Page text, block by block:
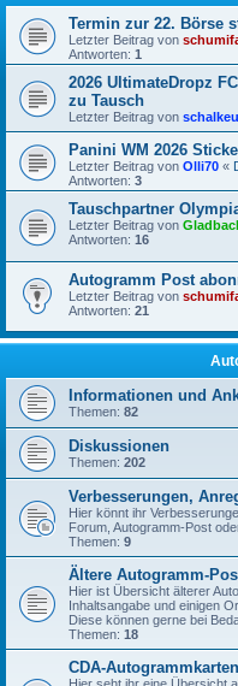
Termin zur 22. Börse
Letzter Beitrag von
Antworten: 1
2026 UltimateDropz
zu Tausch
Letzter Beitrag von schalkeu
Panini WM 2026
Letzter Beitrag von Olli70 «
Antworten: 3
Tauschpartner
Letzter Beitrag von
Antworten: 16
Autogramm Post
Letzter Beitrag von
Antworten: 21
Informationen und
Themen: 82
Diskussionen
Themen: 202
Verbesserungen,
Hier könnt ihr
Forum, Autogramm-Post
Themen: 9
Ältere Autogramm-
Hier ist Übersicht älterer
Inhaltsangabe und einigen
Diese können gerne bei
Themen: 18
CDA-Autogrammkarten